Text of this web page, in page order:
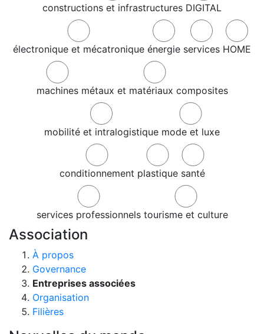
constructions et infrastructures DIGITAL
électronique et mécatronique énergie services HOME
machines métaux et matériaux composites
mobilité et intralogistique mode et luxe
conditionnement plastique santé
services professionnels tourisme et culture
Association
À propos
Governance
Entreprises associées
Organisation
Filières